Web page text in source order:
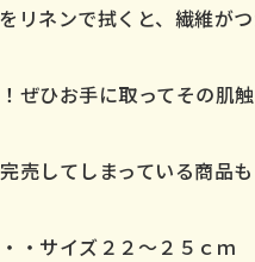
リネンで拭くと、繊維が
ぜひお手に取ってその
売してしまっている商品
・サイズ２２～２５ｃｍ